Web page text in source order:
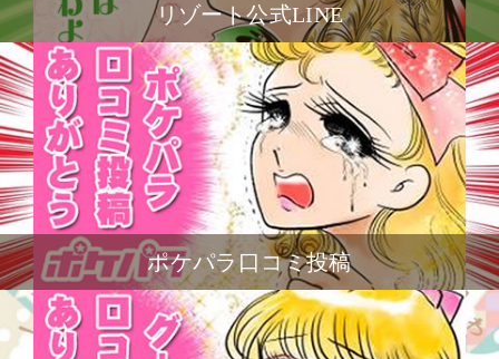
リゾート公式LINE
ポケパラ口コミ投稿